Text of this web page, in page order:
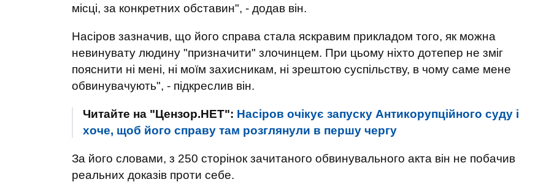
місці, за конкретних обставин", - додав він.
Насіров зазначив, що його справа стала яскравим прикладом того, як можна
невинувату людину "призначити" злочинцем. При цьому ніхто дотепер не зміг
пояснити ні мені, ні моїм захисникам, ні зрештою суспільству, в чому саме мене
обвинувачують", - підкреслив він.
Читайте на "Цензор.НЕТ": Насіров очікує запуску Антикорупційного суду і
хоче, щоб його справу там розглянули в першу чергу
За його словами, з 250 сторінок зачитаного обвинувального акта він не побачив
реальних доказів проти себе.